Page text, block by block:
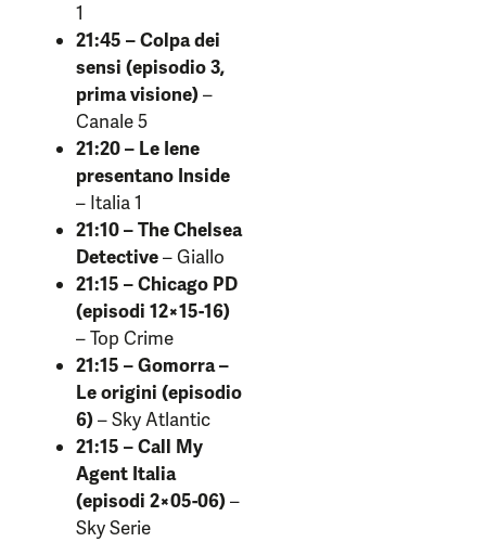
1
21:45 – Colpa dei
sensi (episodio 3,
prima visione)–
Canale 5
21:20 – Le Iene
presentano Inside
– Italia 1
21:10 – The Chelsea
Detective– Giallo
21:15 – Chicago PD
(episodi 12×15-16)
– Top Crime
21:15 – Gomorra –
Le origini (episodio
6)– Sky Atlantic
21:15 – Call My
Agent Italia
(episodi 2×05-06)–
Sky Serie